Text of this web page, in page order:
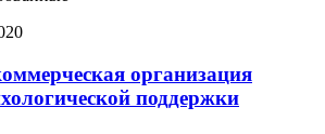
организация
поддержки